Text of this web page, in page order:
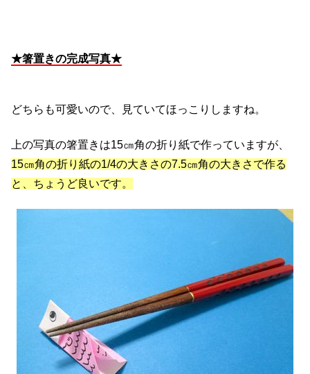
★箸置きの完成写真★
どちらも可愛いので、見ていてほっこりしますね。
上の写真の箸置きは15㎝角の折り紙で作っていますが、
15㎝角の折り紙の1/4の大きさの7.5㎝角の大きさで作る
と、ちょうど良いです。